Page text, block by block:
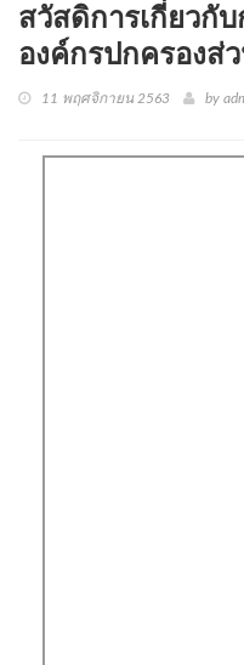
สวัสดิการเกี่ยวกั
องค์กรปกครองส่
11 พฤศจิกายน 2563 by